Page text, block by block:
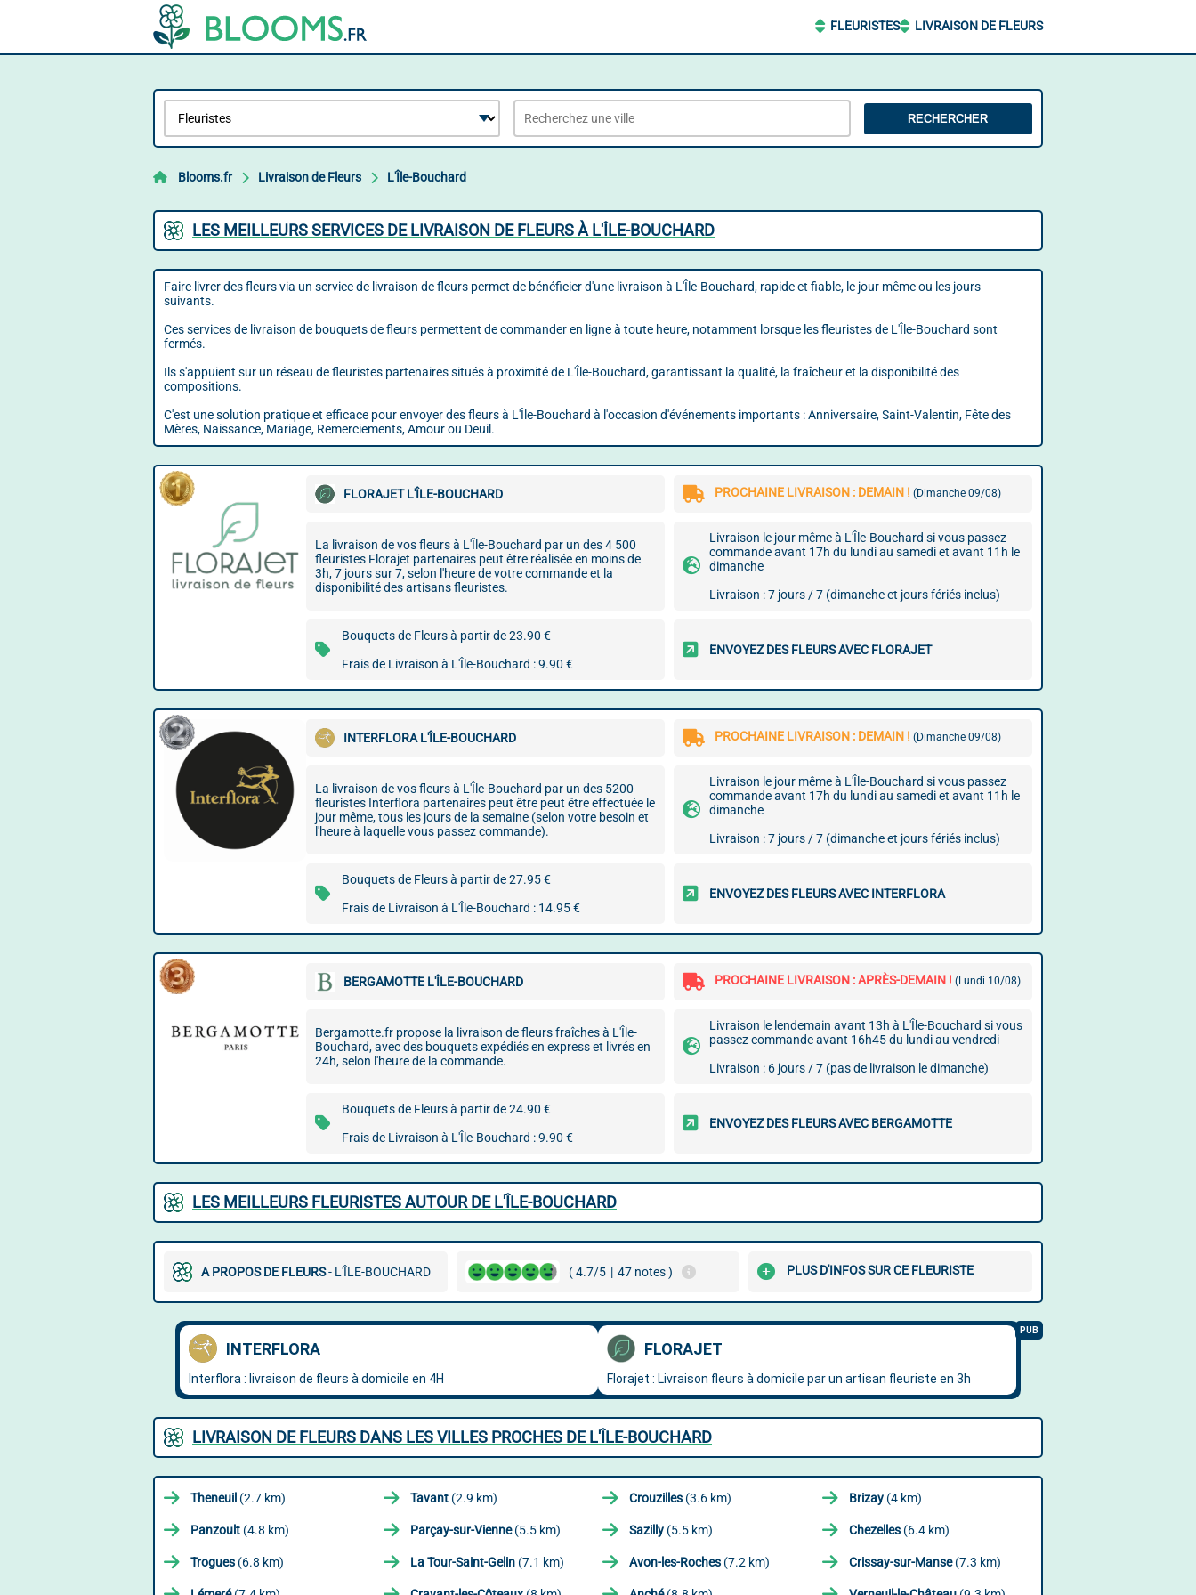
FLEURISTES LIVRAISON DE FLEURS
RECHERCHER
Blooms.fr Livraison de Fleurs L'Île-Bouchard
LES MEILLEURS SERVICES DE LIVRAISON DE FLEURS À L'ÎLE-BOUCHARD
Faire livrer des fleurs via un service de livraison de fleurs permet de bénéficier d'une livraison à L'Île-Bouchard, rapide et fiable, le jour même ou les jours
suivants.
Ces services de livraison de bouquets de fleurs permettent de commander en ligne à toute heure, notamment lorsque les fleuristes de L'Île-Bouchard sont
fermés.
Ils s'appuient sur un réseau de fleuristes partenaires situés à proximité de L'Île-Bouchard, garantissant la qualité, la fraîcheur et la disponibilité des
compositions.
C'est une solution pratique et efficace pour envoyer des fleurs à L'Île-Bouchard à l'occasion d'événements importants : Anniversaire, Saint-Valentin, Fête des
Mères, Naissance, Mariage, Remerciements, Amour ou Deuil.
FLORAJET L'ÎLE-BOUCHARD PROCHAINE LIVRAISON : DEMAIN ! (Dimanche 09/08)
La livraison de vos fleurs à L'Île-Bouchard par un des 4 500
fleuristes Florajet partenaires peut être réalisée en moins de
3h, 7 jours sur 7, selon l'heure de votre commande et la
disponibilité des artisans fleuristes.
Livraison le jour même à L'Île-Bouchard si vous passez
commande avant 17h du lundi au samedi et avant 11h le
dimanche
Livraison : 7 jours / 7 (dimanche et jours fériés inclus)
Bouquets de Fleurs à partir de 23.90 €
Frais de Livraison à L'Île-Bouchard : 9.90 €
ENVOYEZ DES FLEURS AVEC FLORAJET
INTERFLORA L'ÎLE-BOUCHARD PROCHAINE LIVRAISON : DEMAIN ! (Dimanche 09/08)
La livraison de vos fleurs à L'Île-Bouchard par un des 5200
fleuristes Interflora partenaires peut être peut être effectuée le
jour même, tous les jours de la semaine (selon votre besoin et
l'heure à laquelle vous passez commande).
Livraison le jour même à L'Île-Bouchard si vous passez
commande avant 17h du lundi au samedi et avant 11h le
dimanche
Livraison : 7 jours / 7 (dimanche et jours fériés inclus)
Bouquets de Fleurs à partir de 27.95 €
Frais de Livraison à L'Île-Bouchard : 14.95 €
ENVOYEZ DES FLEURS AVEC INTERFLORA
BERGAMOTTE L'ÎLE-BOUCHARD PROCHAINE LIVRAISON : APRÈS-DEMAIN ! (Lundi 10/08)
Bergamotte.fr propose la livraison de fleurs fraîches à L'Île-
Bouchard, avec des bouquets expédiés en express et livrés en
24h, selon l'heure de la commande.
Livraison le lendemain avant 13h à L'Île-Bouchard si vous
passez commande avant 16h45 du lundi au vendredi
Livraison : 6 jours / 7 (pas de livraison le dimanche)
Bouquets de Fleurs à partir de 24.90 €
Frais de Livraison à L'Île-Bouchard : 9.90 €
ENVOYEZ DES FLEURS AVEC BERGAMOTTE
LES MEILLEURS FLEURISTES AUTOUR DE L'ÎLE-BOUCHARD
A PROPOS DE FLEURS- L'ÎLE-BOUCHARD ( 4.7/5 | 47 notes ) PLUS D'INFOS SUR CE FLEURISTE
LIVRAISON DE FLEURS DANS LES VILLES PROCHES DE L'ÎLE-BOUCHARD
Theneuil (2.7 km) Tavant(2.9 km) Crouzilles (3.6 km) Brizay(4 km)
Panzoult (4.8 km) Parçay-sur-Vienne(5.5 km) Sazilly (5.5 km) Chezelles(6.4 km)
Trogues (6.8 km) La Tour-Saint-Gelin(7.1 km) Avon-les-Roches (7.2 km) Crissay-sur-Manse(7.3 km)